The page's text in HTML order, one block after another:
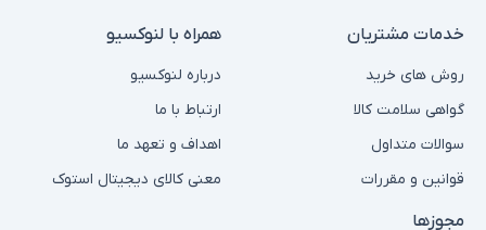
خدمات مشتریان
روش های خرید
گواهی سلامت کالا
سوالات متداول
قوانین و مقررات
همراه با لنوکسیو
درباره لنوکسیو
ارتباط با ما
اهداف و تعهد ما
معنی کالای دیجیتال استوک
مجوزها